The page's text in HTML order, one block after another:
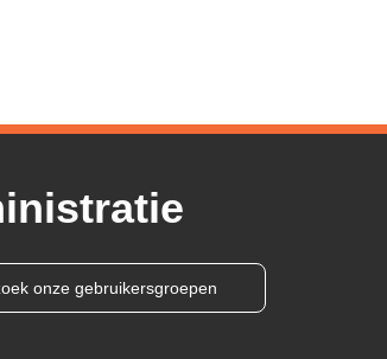
onze gebruikersgroepen